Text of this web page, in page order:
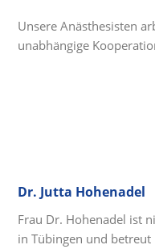
Unsere Anästhesisten
unabhängige
Dr. Jutta Hohenadel
Frau Dr. Hohenadel ist
in Tübingen und